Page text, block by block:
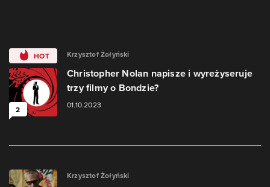
HOT
2
Krzysztof Żołyński
Christopher Nolan napisze i wyreżyseruje
trzy filmy o Bondzie?
01.10.2023
Krzysztof Żołyński